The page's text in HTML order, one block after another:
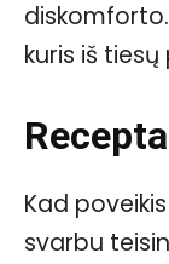
kuris iš
Kad
svarbu